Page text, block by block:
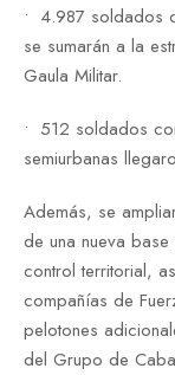
•⁠ ⁠4.987 soldados
se sumarán a la
Gaula Militar.
•⁠ ⁠512 soldados
semiurbanas
Además, se
de una nueva
control territorial,
compañías de
pelotones
del Grupo de